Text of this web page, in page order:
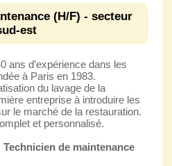
(H/F) - secteur
est
ans d’expérience dans les
à Paris en 1983.
du lavage de la
entreprise à introduire les
le marché de la restauration.
et personnalisé.
Technicien de maintenance